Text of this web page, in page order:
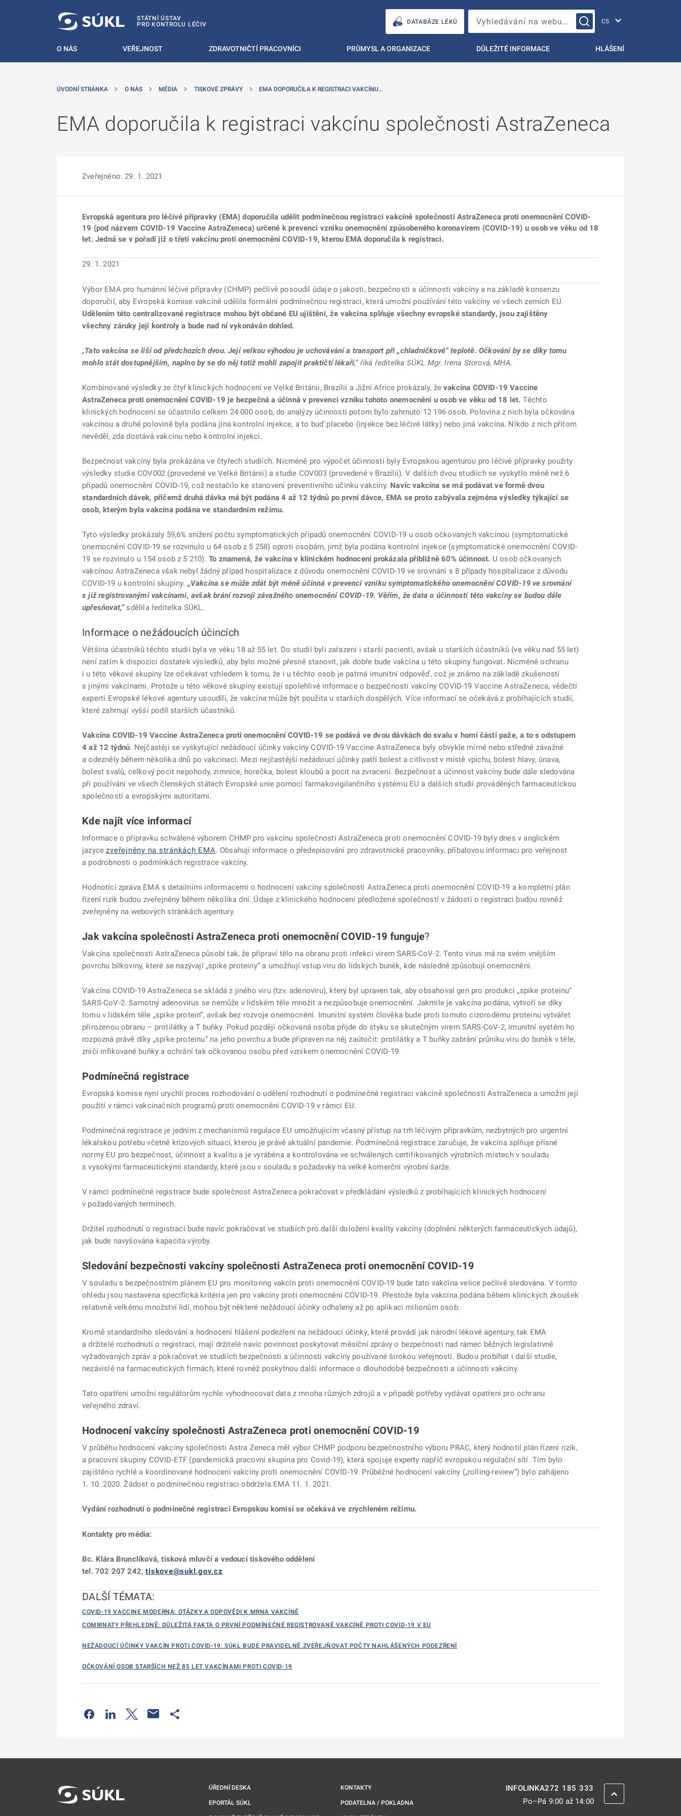
STÁTNÍ ÚSTAV
PRO KONTROLU LÉČIV
DATABÁZE LÉKŮ Vyhledávání na webu…
O NÁS VEŘEJNOST ZDRAVOTNIČTÍ PRACOVNÍCI PRŮMYSL A ORGANIZACE DŮLEŽITÉ INFORMACE HLÁŠENÍ
ÚVODNÍ STRÁNKA O NÁS MÉDIA TISKOVÉ ZPRÁVY EMA DOPORUČILA K REGISTRACI VAKCÍNU…
EMA doporučila k registraci vakcínu společnosti AstraZeneca
Zveřejněno: 29. 1. 2021
Evropská agentura pro léčivé přípravky (EMA) doporučila udělit podmínečnou registraci vakcíně společnosti AstraZeneca proti onemocnění COVID-
19 (pod názvem COVID-19 Vaccine AstraZeneca) určené k prevenci vzniku onemocnění způsobeného koronavirem (COVID-19) u osob ve věku od 18
let. Jedná se v pořadí již o třetí vakcínu proti onemocnění COVID-19, kterou EMA doporučila k registraci.
29. 1. 2021
Výbor EMA pro humánní léčivé přípravky (CHMP) pečlivě posoudil údaje o jakosti, bezpečnosti a účinnosti vakcíny a na základě konsenzu
doporučil, aby Evropská komise vakcíně udělila formální podmínečnou registraci, která umožní používání této vakcíny ve všech zemích EU.
Udělením této centralizované registrace mohou být občané EU ujištěni, že vakcína splňuje všechny evropské standardy, jsou zajištěny
všechny záruky její kontroly a bude nad ní vykonáván dohled.
„Tato vakcína se liší od předchozích dvou. Její velkou výhodou je uchovávání a transport při „chladničkové“ teplotě. Očkování by se díky tomu
mohlo stát dostupnějším, naplno by se do něj totiž mohli zapojit praktičtí lékaři,“ říká ředitelka SÚKL Mgr. Irena Storová, MHA.
Kombinované výsledky ze čtyř klinických hodnocení ve Velké Británii, Brazílii a Jižní Africe prokázaly, ževakcína COVID-19 Vaccine
AstraZeneca proti onemocnění COVID-19 je bezpečná a účinná v prevenci vzniku tohoto onemocnění u osob ve věku od 18 let. Těchto
klinických hodnocení se účastnilo celkem 24 000 osob, do analýzy účinnosti potom bylo zahrnuto 12 196 osob. Polovina z nich byla očkována
vakcínou a druhé polovině byla podána jiná kontrolní injekce, a to buď placebo (injekce bez léčivé látky) nebo jiná vakcína. Nikdo z nich přitom
nevěděl, zda dostává vakcínu nebo kontrolní injekci.
Bezpečnost vakcíny byla prokázána ve čtyřech studiích. Nicméně pro výpočet účinnosti byly Evropskou agenturou pro léčivé přípravky použity
výsledky studie COV002 (provedené ve Velké Británii) a studie COV003 (provedené v Brazílii). V dalších dvou studiích se vyskytlo méně než 6
případů onemocnění COVID-19, což nestačilo ke stanovení preventivního účinku vakcíny. Navíc vakcína se má podávat ve formě dvou
standardních dávek, přičemž druhá dávka má být podána 4 až 12 týdnů po první dávce, EMA se proto zabývala zejména výsledky týkající se
osob, kterým byla vakcína podána ve standardním režimu.
Tyto výsledky prokázaly 59,6% snížení počtu symptomatických případů onemocnění COVID-19 u osob očkovaných vakcínou (symptomatické
onemocnění COVID-19 se rozvinulo u 64 osob z 5 258) oproti osobám, jimž byla podána kontrolní injekce (symptomatické onemocnění COVID-
19 se rozvinulo u 154 osob z 5 210). To znamená, že vakcína v klinickém hodnocení prokázala přibližně 60% účinnost. U osob očkovaných
vakcínou AstraZeneca však nebyl žádný případ hospitalizace z důvodu onemocnění COVID-19 ve srovnání s 8 případy hospitalizace z důvodu
COVID-19 u kontrolní skupiny. „Vakcína se může zdát být méně účinná v prevenci vzniku symptomatického onemocnění COVID-19 ve srovnání
s již registrovanými vakcínami, avšak brání rozvoji závažného onemocnění COVID-19. Věřím, že data o účinnosti této vakcíny se budou dále
upřesňovat,“sdělila ředitelka SÚKL.
Informace o nežádoucích účincích
Většina účastníků těchto studií byla ve věku 18 až 55 let. Do studií byli zařazeni i starší pacienti, avšak u starších účastníků (ve věku nad 55 let)
není zatím k dispozici dostatek výsledků, aby bylo možné přesně stanovit, jak dobře bude vakcína u této skupiny fungovat. Nicméně ochranu
i u této věkové skupiny lze očekávat vzhledem k tomu, že i u těchto osob je patrná imunitní odpověď, což je známo na základě zkušeností
s jinými vakcínami. Protože u této věkové skupiny existují spolehlivé informace o bezpečnosti vakcíny COVID-19 Vaccine AstraZeneca, vědečtí
experti Evropské lékové agentury usoudili, že vakcína může být použita u starších dospělých. Více informací se očekává z probíhajících studií,
které zahrnují vyšší podíl starších účastníků.
Vakcína COVID-19 Vaccine AstraZeneca proti onemocnění COVID-19 se podává ve dvou dávkách do svalu v horní části paže, a to s odstupem
4 až 12 týdnů. Nejčastěji se vyskytující nežádoucí účinky vakcíny COVID-19 Vaccine AstraZeneca byly obvykle mírné nebo středně závažné
a odezněly během několika dnů po vakcinaci. Mezi nejčastější nežádoucí účinky patří bolest a citlivost v místě vpichu, bolest hlavy, únava,
bolest svalů, celkový pocit nepohody, zimnice, horečka, bolest kloubů a pocit na zvracení. Bezpečnost a účinnost vakcíny bude dále sledována
při používání ve všech členských státech Evropské unie pomocí farmakovigilančního systému EU a dalších studií prováděných farmaceutickou
společností a evropskými autoritami.
Kde najít více informací
Informace o přípravku schválené výborem CHMP pro vakcínu společnosti AstraZeneca proti onemocnění COVID-19 byly dnes v anglickém
jazycezveřejněny na stránkách EMA. Obsahují informace o předepisování pro zdravotnické pracovníky, příbalovou informaci pro veřejnost
a podrobnosti o podmínkách registrace vakcíny.
Hodnotící zpráva EMA s detailními informacemi o hodnocení vakcíny společnosti AstraZeneca proti onemocnění COVID-19 a kompletní plán
řízení rizik budou zveřejněny během několika dní. Údaje z klinického hodnocení předložené společností v žádosti o registraci budou rovněž
zveřejněny na webových stránkách agentury.
Jak vakcína společnosti AstraZeneca proti onemocnění COVID-19 funguje?
Vakcína společnosti AstraZeneca působí tak, že připraví tělo na obranu proti infekci virem SARS-CoV-2. Tento virus má na svém vnějším
povrchu bílkoviny, které se nazývají „spike proteiny“ a umožňují vstup viru do lidských buněk, kde následně způsobují onemocnění.
Vakcína COVID-19 AstraZeneca se skládá z jiného viru (tzv. adenoviru), který byl upraven tak, aby obsahoval gen pro produkci „spike proteinu“
SARS-CoV-2. Samotný adenovirus se nemůže v lidském těle množit a nezpůsobuje onemocnění. Jakmile je vakcína podána, vytvoří se díky
tomu v lidském těle „spike protein“, avšak bez rozvoje onemocnění. Imunitní systém člověka bude proti tomuto cizorodému proteinu vytvářet
přirozenou obranu – protilátky a T buňky. Pokud později očkovaná osoba přijde do styku se skutečným virem SARS-CoV-2, imunitní systém ho
rozpozná právě díky „spike proteinu“ na jeho povrchu a bude připraven na něj zaútočit: protilátky a T buňky zabrání průniku viru do buněk v těle,
zničí infikované buňky a ochrání tak očkovanou osobu před vznikem onemocnění COVID-19.
Podmínečná registrace
Evropská komise nyní urychlí proces rozhodování o udělení rozhodnutí o podmínečné registraci vakcíně společnosti AstraZeneca a umožní její
použití v rámci vakcinačních programů proti onemocnění COVID-19 v rámci EU.
Podmínečná registrace je jedním z mechanismů regulace EU umožňujícím včasný přístup na trh léčivým přípravkům, nezbytných pro urgentní
lékařskou potřebu včetně krizových situací, kterou je právě aktuální pandemie. Podmínečná registrace zaručuje, že vakcína splňuje přísné
normy EU pro bezpečnost, účinnost a kvalitu a je vyráběna a kontrolována ve schválených certifikovaných výrobních místech v souladu
s vysokými farmaceutickými standardy, které jsou v souladu s požadavky na velké komerční výrobní šarže.
V rámci podmínečné registrace bude společnost AstraZeneca pokračovat v předkládání výsledků z probíhajících klinických hodnocení
v požadovaných termínech.
Držitel rozhodnutí o registraci bude navíc pokračovat ve studiích pro další doložení kvality vakcíny (doplnění některých farmaceutických údajů),
jak bude navyšována kapacita výroby.
Sledování bezpečnosti vakcíny společnosti AstraZeneca proti onemocnění COVID-19
V souladu s bezpečnostním plánem EU pro monitoring vakcín proti onemocnění COVID-19 bude tato vakcína velice pečlivě sledována. V tomto
ohledu jsou nastavena specifická kritéria jen pro vakcíny proti onemocnění COVID-19. Přestože byla vakcína podána během klinických zkoušek
relativně velkému množství lidí, mohou být některé nežádoucí účinky odhaleny až po aplikaci milionům osob.
Kromě standardního sledování a hodnocení hlášení podezření na nežádoucí účinky, které provádí jak národní lékové agentury, tak EMA
a držitelé rozhodnutí o registraci, mají držitelé navíc povinnost poskytovat měsíční zprávy o bezpečnosti nad rámec běžných legislativně
vyžadovaných zpráv a pokračovat ve studiích bezpečnosti a účinnosti vakcíny používané širokou veřejností. Budou probíhat i další studie,
nezávislé na farmaceutických firmách, které rovněž poskytnou další informace o dlouhodobé bezpečnosti a účinnosti vakcíny.
Tato opatření umožní regulátorům rychle vyhodnocovat data z mnoha různých zdrojů a v případě potřeby vydávat opatření pro ochranu
veřejného zdraví.
Hodnocení vakcíny společnosti AstraZeneca proti onemocnění COVID-19
V průběhu hodnocení vakcíny společnosti Astra Zeneca měl výbor CHMP podporu bezpečnostního výboru PRAC, který hodnotil plán řízení rizik,
a pracovní skupiny COVID-ETF (pandemická pracovní skupina pro Covid-19), která spojuje experty napříč evropskou regulační sítí. Tím bylo
zajištěno rychlé a koordinované hodnocení vakcíny proti onemocnění COVID-19. Průběžné hodnocení vakcíny („rolling-review“) bylo zahájeno
1. 10. 2020. Žádost o podmínečnou registraci obdržela EMA 11. 1. 2021.
Vydání rozhodnutí o podmínečné registraci Evropskou komisí se očekává ve zrychleném režimu.
Kontakty pro média:
Bc. Klára Brunclíková, tisková mluvčí a vedoucí tiskového oddělení
tel. 702 207 242,tiskove@sukl.gov.cz
DALŠÍ TÉMATA:
COVID-19 VACCINE MODERNA: OTÁZKY A ODPOVĚDI K MRNA VAKCÍNĚ
COMIRNATY PŘEHLEDNĚ: DŮLEŽITÁ FAKTA O PRVNÍ PODMÍNEČNĚ REGISTROVANÉ VAKCÍNĚ PROTI COVID-19 V EU
NEŽÁDOUCÍ ÚČINKY VAKCÍN PROTI COVID-19: SÚKL BUDE PRAVIDELNĚ ZVEŘEJŇOVAT POČTY NAHLÁŠENÝCH PODEZŘENÍ
OČKOVÁNÍ OSOB STARŠÍCH NEŽ 85 LET VAKCÍNAMI PROTI COVID-19
Odkaz se otevře na nové kartě
Odkaz se otevře na nové kartě
Odkaz se otevře na nové kartě
ÚŘEDNÍ DESKA
EPORTÁL SÚKL
KONTAKTY
PODATELNA / POKLADNA
INFOLINKA272 185 333
Po–Pá 9:00 až 14:00
ZPĚT NAHORU